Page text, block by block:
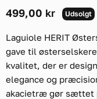
Nuværende pris
499,00 kr Udsolgt
Laguiole HERIT
gave til
kvalitet, der er
elegance og
akacietræ gør sættet